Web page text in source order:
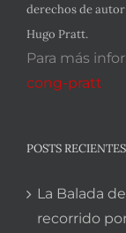
derechos de
Hugo Pratt.
Para más
cong-pratt
POSTS RECIENTES
La Balada
recorrido